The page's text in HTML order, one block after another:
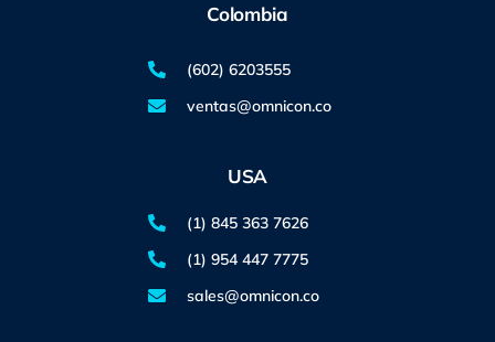
Colombia
(602) 6203555
ventas@omnicon.co
USA
(1) 845 363 7626
(1) 954 447 7775
sales@omnicon.co